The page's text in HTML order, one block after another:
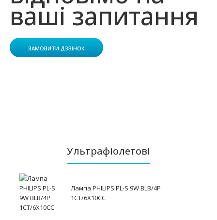
ваші запитання
ЗАМОВИТИ ДЗВІНОК
Ультрафіолетові
Лампа PHILIPS PL-S 9W BLB/4P
1CT/6X10CC